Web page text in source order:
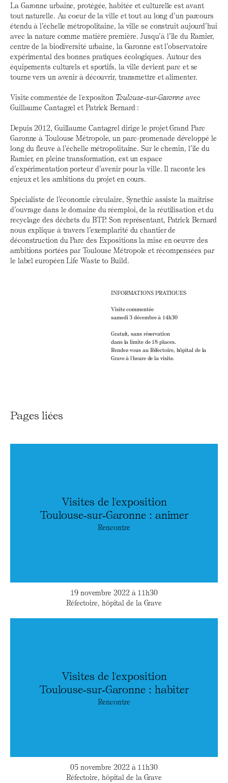
La Garonne urbaine, protégée, habitée et culturelle est avant
tout naturelle. Au coeur de la ville et tout au long d’un parcours
étendu à l’échelle métropolitaine, la ville se construit aujourd’hui
avec la nature comme matière première. Jusqu’à l’île du Ramier,
centre de la biodiversité urbaine, la Garonne est l’observatoire
expérimental des bonnes pratiques écologiques. Autour des
équipements culturels et sportifs, la ville devient parc et se
tourne vers un avenir à découvrir, transmettre et alimenter.
Visite commentée de l'expositon Toulouse-sur-Garonne avec
Guillaume Cantagrel et Patrick Bernard :
Depuis 2012, Guillaume Cantagrel dirige le projet Grand Parc
Garonne à Toulouse Métropole, un parc-promenade développé le
long du fleuve à l’échelle métropolitaine. Sur le chemin, l’île du
Ramier, en pleine transformation, est un espace
d’expérimentation porteur d’avenir pour la ville. Il raconte les
enjeux et les ambitions du projet en cours.
Spécialiste de l’économie circulaire, Synethic assiste la maîtrise
d’ouvrage dans le domaine du réemploi, de la réutilisation et du
recyclage des déchets du BTP. Son représentant, Patrick Bernard
nous explique à travers l’exemplarité du chantier de
déconstruction du Parc des Expositions la mise en oeuvre des
ambitions portées par Toulouse Métropole et récompensées par
le label européen Life Waste to Build.
INFORMATIONS PRATIQUES
Visite commentée
samedi 3 décembre à 14h30
Gratuit, sans réservation
dans la limite de 18 places.
Rendez-vous au Réfectoire, hôpital de la
Grave à l'heure de la visite.
Pages liées
Visites de l'exposition
Toulouse‑sur‑Garonne : animer
Rencontre
19 novembre 2022 à 11h30
Réfectoire, hôpital de la Grave
Visites de l'exposition
Toulouse‑sur‑Garonne : habiter
Rencontre
05 novembre 2022 à 11h30
Réfectoire, hôpital de la Grave